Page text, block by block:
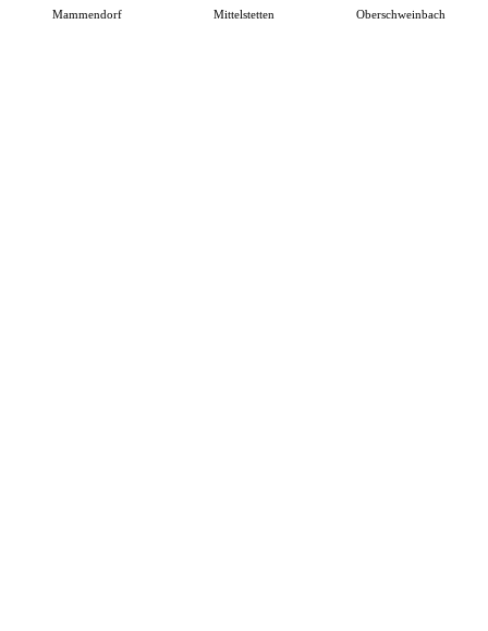
Mammendorf Mittelstetten Oberschweinbach